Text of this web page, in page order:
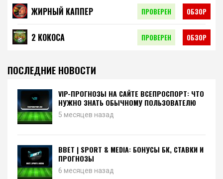
ЖИРНЫЙ КАППЕР ПРОВЕРЕН ОБЗОР
2 КОКОСА ПРОВЕРЕН ОБЗОР
ПОСЛЕДНИЕ НОВОСТИ
VIP-ПРОГНОЗЫ НА САЙТЕ ВСЕПРОСПОРТ: ЧТО
НУЖНО ЗНАТЬ ОБЫЧНОМУ ПОЛЬЗОВАТЕЛЮ
5 месяцев назад
BBET | SPORT & MEDIA: БОНУСЫ БК, СТАВКИ И
ПРОГНОЗЫ
6 месяцев назад